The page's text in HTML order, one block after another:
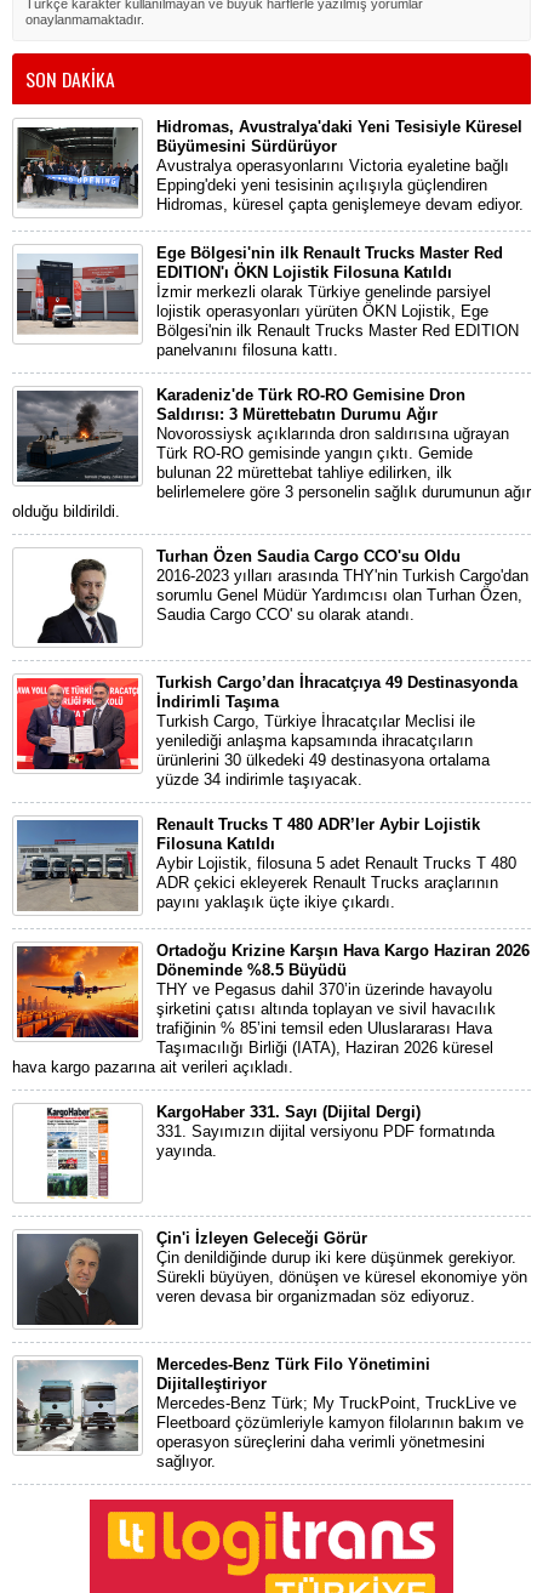
Türkçe karakter kullanılmayan ve büyük harflerle yazılmış yorumlar
onaylanmamaktadır.
SON DAKİKA
Hidromas, Avustralya'daki Yeni Tesisiyle Küresel
Büyümesini Sürdürüyor
Avustralya operasyonlarını Victoria eyaletine bağlı
Epping'deki yeni tesisinin açılışıyla güçlendiren
Hidromas, küresel çapta genişlemeye devam ediyor.
Ege Bölgesi'nin ilk Renault Trucks Master Red
EDITION'ı ÖKN Lojistik Filosuna Katıldı
İzmir merkezli olarak Türkiye genelinde parsiyel
lojistik operasyonları yürüten ÖKN Lojistik, Ege
Bölgesi'nin ilk Renault Trucks Master Red EDITION
panelvanını filosuna kattı.
Karadeniz'de Türk RO-RO Gemisine Dron
Saldırısı: 3 Mürettebatın Durumu Ağır
Novorossiysk açıklarında dron saldırısına uğrayan
Türk RO-RO gemisinde yangın çıktı. Gemide
bulunan 22 mürettebat tahliye edilirken, ilk
belirlemelere göre 3 personelin sağlık durumunun ağır
olduğu bildirildi.
Turhan Özen Saudia Cargo CCO'su Oldu
2016-2023 yılları arasında THY'nin Turkish Cargo'dan
sorumlu Genel Müdür Yardımcısı olan Turhan Özen,
Saudia Cargo CCO' su olarak atandı.
Turkish Cargo’dan İhracatçıya 49 Destinasyonda
İndirimli Taşıma
Turkish Cargo, Türkiye İhracatçılar Meclisi ile
yenilediği anlaşma kapsamında ihracatçıların
ürünlerini 30 ülkedeki 49 destinasyona ortalama
yüzde 34 indirimle taşıyacak.
Renault Trucks T 480 ADR’ler Aybir Lojistik
Filosuna Katıldı
Aybir Lojistik, filosuna 5 adet Renault Trucks T 480
ADR çekici ekleyerek Renault Trucks araçlarının
payını yaklaşık üçte ikiye çıkardı.
Ortadoğu Krizine Karşın Hava Kargo Haziran 2026
Döneminde %8.5 Büyüdü
THY ve Pegasus dahil 370’in üzerinde havayolu
şirketini çatısı altında toplayan ve sivil havacılık
trafiğinin % 85’ini temsil eden Uluslararası Hava
Taşımacılığı Birliği (IATA), Haziran 2026 küresel
hava kargo pazarına ait verileri açıkladı.
KargoHaber 331. Sayı (Dijital Dergi)
331. Sayımızın dijital versiyonu PDF formatında
yayında.
Çin'i İzleyen Geleceği Görür
Çin denildiğinde durup iki kere düşünmek gerekiyor.
Sürekli büyüyen, dönüşen ve küresel ekonomiye yön
veren devasa bir organizmadan söz ediyoruz.
Mercedes-Benz Türk Filo Yönetimini
Dijitalleştiriyor
Mercedes-Benz Türk; My TruckPoint, TruckLive ve
Fleetboard çözümleriyle kamyon filolarının bakım ve
operasyon süreçlerini daha verimli yönetmesini
sağlıyor.